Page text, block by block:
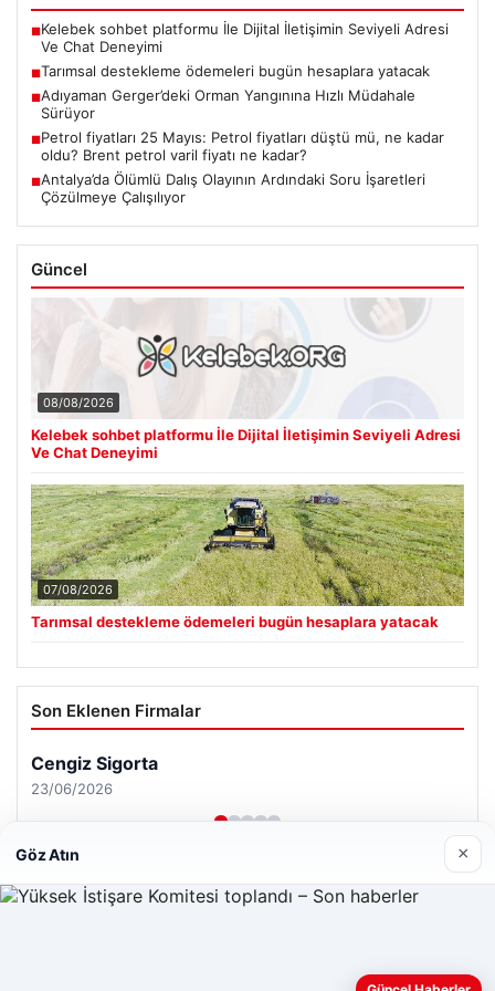
■Kelebek sohbet platformu İle Dijital İletişimin Seviyeli Adresi
Ve Chat Deneyimi
■Tarımsal destekleme ödemeleri bugün hesaplara yatacak
■Adıyaman Gerger’deki Orman Yangınına Hızlı Müdahale
Sürüyor
■Petrol fiyatları 25 Mayıs: Petrol fiyatları düştü mü, ne kadar
oldu? Brent petrol varil fiyatı ne kadar?
■Antalya’da Ölümlü Dalış Olayının Ardındaki Soru İşaretleri
Çözülmeye Çalışılıyor
Güncel
08/08/2026
Kelebek sohbet platformu İle Dijital İletişimin Seviyeli Adresi
Ve Chat Deneyimi
07/08/2026
Tarımsal destekleme ödemeleri bugün hesaplara yatacak
Son Eklenen Firmalar
Web sitemizi nasıl kullandığınızı daha iyi anlayabilmek,
Göz Atın ×